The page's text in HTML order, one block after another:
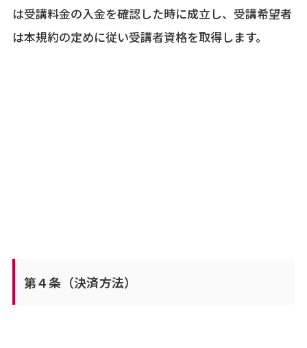
は受講料金の入金を確認した時に成立し、受講希望者
は本規約の定めに従い受講者資格を取得します。
第４条（決済方法）